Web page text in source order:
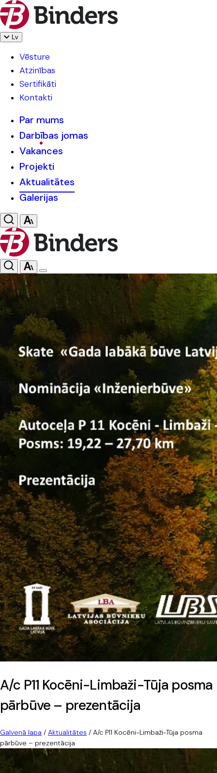
Lv
Vēsture
Atzinības
Sertifikāti
Kontakti
Par mums
Darbības jomas
Vakances
Projekti
Aktualitātes
Galerijas
A/c P11 Kocēni-Limbaži-Tūja posma
pārbūve – prezentācija
Galvenā lapa / Aktualitātes / A/c P11 Kocēni-Limbaži-Tūja posma
pārbūve – prezentācija